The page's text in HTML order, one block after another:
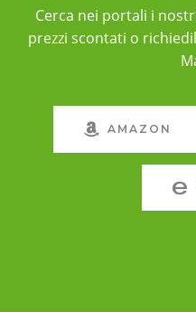
Cerca nei portali i
prezzi scontati o
AMAZON